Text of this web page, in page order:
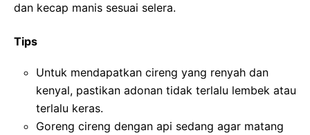
dan kecap manis sesuai selera.
Tips
Untuk mendapatkan cireng yang renyah dan
kenyal, pastikan adonan tidak terlalu lembek atau
terlalu keras.
Goreng cireng dengan api sedang agar matang